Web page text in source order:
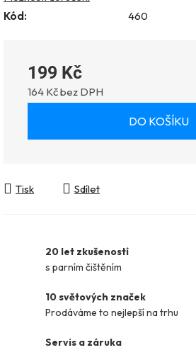
Kód:
460
199 Kč
164 Kč bez DPH
DO KOŠÍKU
Tisk Sdílet
20 let zkušeností
s parním čištěním
10 světových značek
Prodáváme to nejlepší na trhu
Servis a záruka